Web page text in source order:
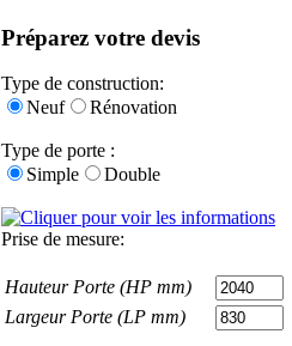
Préparez votre devis
Type de construction:
Neuf
Rénovation
Type de porte :
Simple
Double
Prise de mesure:
Hauteur Porte (HP mm)
Largeur Porte (LP mm)